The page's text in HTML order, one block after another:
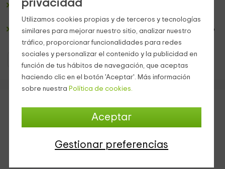
privacidad
Utilizamos cookies propias y de terceros y tecnologías
similares para mejorar nuestro sitio, analizar nuestro
tráfico, proporcionar funcionalidades para redes
sociales y personalizar el contenido y la publicidad en
función de tus hábitos de navegación, que aceptas
haciendo clic en el botón 'Aceptar'. Más información
sobre nuestra Política de cookies.
Aceptar
Gestionar preferencias
Minigolfa 400 metros. En el mismo jardín hay también
columpios así como tumbonas para tomar el sol.
Barbacoa yhorno de leña.(Os facilitamos la leña previo
pago.)
Casas Rurales Cataluña Casas Rurales Tarragona